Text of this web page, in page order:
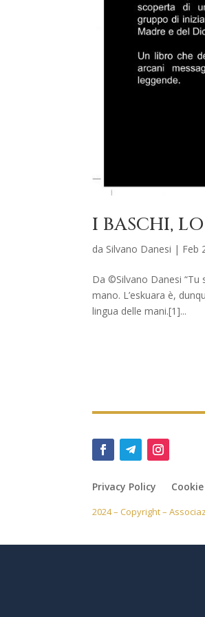
I BASCHI,
da Silvano Danesi | Feb
Da ©Silvano Danesi “Tu
mano. L’eskuara è,
lingua delle mani.[1]...
Privacy Policy
2024 – Copyright –